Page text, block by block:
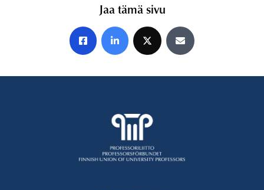
Jaa tämä sivu
Jaa Facebookissa
Jaa LinkedInissä
Jaa X:ssäJaa sähköpostitse